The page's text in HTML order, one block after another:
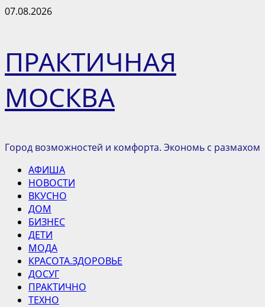
Перейти
07.08.2026
ПРАКТИЧНАЯ
МОСКВА
Город возможностей и комфорта. Экономь с размахом
Основное
меню
АФИША
НОВОСТИ
ВКУСНО
ДОМ
БИЗНЕС
ДЕТИ
МОДА
КРАСОТА.ЗДОРОВЬЕ
ДОСУГ
ПРАКТИЧНО
ТЕХНО